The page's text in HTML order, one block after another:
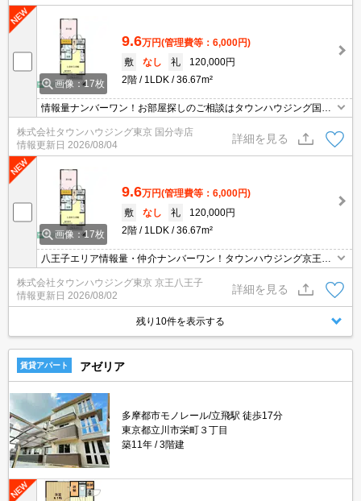
画像：17枚
9.6万円(管理費等：6,000円)
敷
なし 礼
120,000円
2階
1LDK 36.67m²
情報量ナンバーワン！お部屋探しのご相談はタウンハウジング国分
寺店にお任せを！
株式会社タウンハウジング東京 国分寺店
情報更新日 2026/08/04
詳細を見る
画像：17枚
9.6万円(管理費等：6,000円)
敷
なし 礼
120,000円
2階
1LDK 36.67m²
八王子エリア情報量・仲介ナンバーワン！タウンハウジング京王八
王子店です!お客様用駐車場もございますので車でのご来店も大歓迎
です！
株式会社タウンハウジング東京 京王八王子
情報更新日 2026/08/02
詳細を見る
残り10件を表示する
賃貸アパート アゼリア
多摩都市モノレール/立飛駅 徒歩17分
東京都立川市栄町３丁目
築11年
3階建